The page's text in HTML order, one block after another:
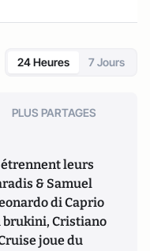
24 Heures 7 Jours
PLUS PARTAGES
étrennent leurs
& Samuel
di Caprio
brukini, Cristiano
joue du